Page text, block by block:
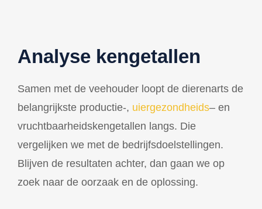
Analyse kengetallen
Samen met de veehouder loopt de dierenarts de
belangrijkste productie-, uiergezondheids– en
vruchtbaarheidskengetallen langs. Die
vergelijken we met de bedrijfsdoelstellingen.
Blijven de resultaten achter, dan gaan we op
zoek naar de oorzaak en de oplossing.